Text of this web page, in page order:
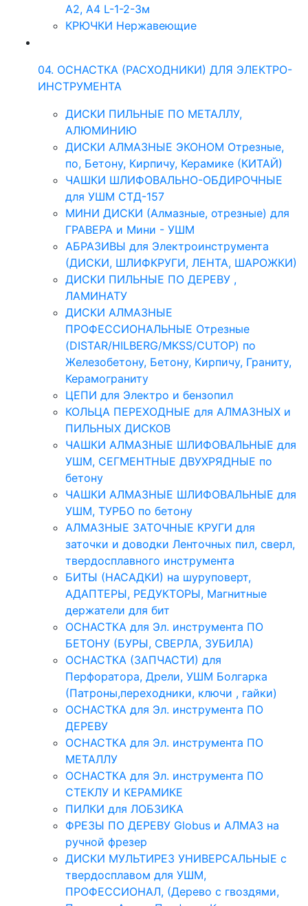
A2, А4 L-1-2-3м
КРЮЧКИ Нержавеющие
04. ОСНАСТКА (РАСХОДНИКИ) ДЛЯ ЭЛЕКТРО-
ИНСТРУМЕНТА
ДИСКИ ПИЛЬНЫЕ ПО МЕТАЛЛУ,
АЛЮМИНИЮ
ДИСКИ АЛМАЗНЫЕ ЭКОНОМ Отрезные,
по, Бетону, Кирпичу, Керамике (КИТАЙ)
ЧАШКИ ШЛИФОВАЛЬНО-ОБДИРОЧНЫЕ
для УШМ СТД-157
МИНИ ДИСКИ (Алмазные, отрезные) для
ГРАВЕРА и Мини - УШМ
АБРАЗИВЫ для Электроинструмента
(ДИСКИ, ШЛИФКРУГИ, ЛЕНТА, ШАРОЖКИ)
ДИСКИ ПИЛЬНЫЕ ПО ДЕРЕВУ ,
ЛАМИНАТУ
ДИСКИ АЛМАЗНЫЕ
ПРОФЕССИОНАЛЬНЫЕ Отрезные
(DISTAR/HILBERG/MKSS/CUTOP) по
Железобетону, Бетону, Кирпичу, Граниту,
Керамограниту
ЦЕПИ для Электро и бензопил
КОЛЬЦА ПЕРЕХОДНЫЕ для АЛМАЗНЫХ и
ПИЛЬНЫХ ДИСКОВ
ЧАШКИ АЛМАЗНЫЕ ШЛИФОВАЛЬНЫЕ для
УШМ, СЕГМЕНТНЫЕ ДВУХРЯДНЫЕ по
бетону
ЧАШКИ АЛМАЗНЫЕ ШЛИФОВАЛЬНЫЕ для
УШМ, ТУРБО по бетону
АЛМАЗНЫЕ ЗАТОЧНЫЕ КРУГИ для
заточки и доводки Ленточных пил, сверл,
твердосплавного инструмента
БИТЫ (НАСАДКИ) на шуруповерт,
АДАПТЕРЫ, РЕДУКТОРЫ, Магнитные
держатели для бит
ОСНАСТКА для Эл. инструмента ПО
БЕТОНУ (БУРЫ, СВЕРЛА, ЗУБИЛА)
ОСНАСТКА (ЗАПЧАСТИ) для
Перфоратора, Дрели, УШМ Болгарка
(Патроны,переходники, ключи , гайки)
ОСНАСТКА для Эл. инструмента ПО
ДЕРЕВУ
ОСНАСТКА для Эл. инструмента ПО
МЕТАЛЛУ
ОСНАСТКА для Эл. инструмента ПО
СТЕКЛУ И КЕРАМИКЕ
ПИЛКИ для ЛОБЗИКА
ФРЕЗЫ ПО ДЕРЕВУ Globus и АЛМАЗ на
ручной фрезер
ДИСКИ МУЛЬТИРЕЗ УНИВЕРСАЛЬНЫЕ с
твердосплавом для УШМ,
ПРОФЕССИОНАЛ, (Дерево с гвоздями,